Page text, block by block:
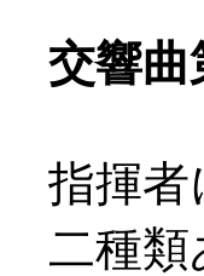
交響曲
指揮
二種類